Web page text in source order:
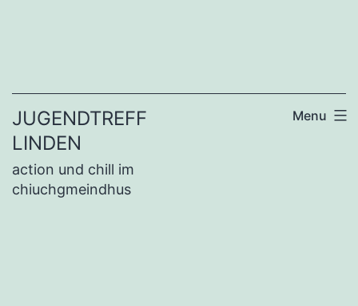
JUGENDTREFF
LINDEN
action und chill im
chiuchgmeindhus
Menu